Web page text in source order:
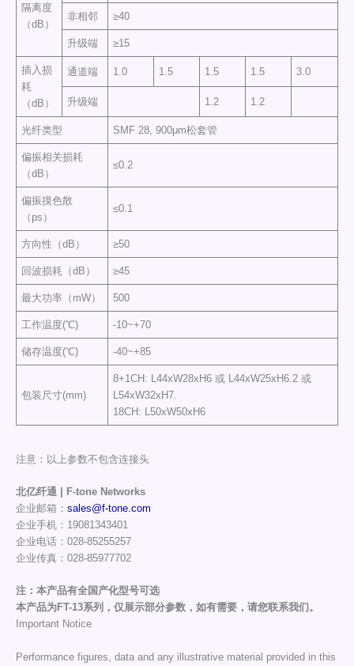
隔离度
（dB）
非相邻 ≥40
升级端 ≥15
插入损
耗
（dB）
通道端 1.0 1.5 1.5 1.5 3.0
升级端 1.2 1.2
光纤类型 SMF 28, 900μm松套管
偏振相关损耗
（dB）
≤0.2
偏振摸色散
（ps）
≤0.1
方向性（dB） ≥50
回波损耗（dB） ≥45
最大功率（mW） 500
工作温度(℃) -10~+70
储存温度(℃) -40~+85
包装尺寸(mm)
8+1CH: L44xW28xH6 或 L44xW25xH6.2 或
L54xW32xH7.
18CH: L50xW50xH6
注意：以上参数不包含连接头
北亿纤通 | F-tone Networks
企业邮箱： sales@f-tone.com
企业手机：19081343401
企业电话：028-85255257
企业传真：028-85977702
注：本产品有全国产化型号可选
本产品为FT-13系列，仅展示部分参数，如有需要，请您联系我们。
Important Notice
Performance figures, data and any illustrative material provided in this